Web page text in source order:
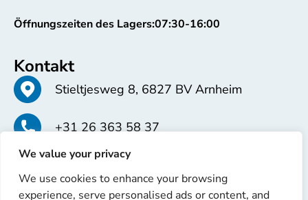
We value your privacy
We use cookies to enhance your browsing
experience, serve personalised ads or content, and
Öffnungszeiten des Lagers:07:30-16:00
Kontakt
Stieltjesweg 8, 6827 BV Arnheim
+31 26 363 58 37
info@erren.com